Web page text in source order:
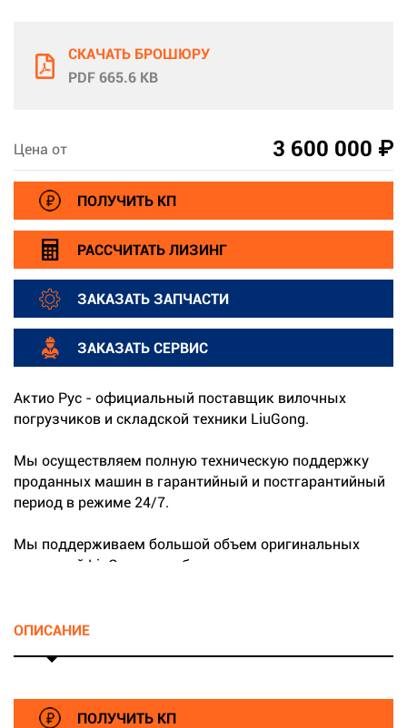
СКАЧАТЬ БРОШЮРУ
PDF 665.6 KB
Цена от 3 600 000 ₽
ПОЛУЧИТЬ КП
РАССЧИТАТЬ ЛИЗИНГ
ЗАКАЗАТЬ ЗАПЧАСТИ
ЗАКАЗАТЬ СЕРВИС
Актио Рус - официальный поставщик вилочных
погрузчиков и складской техники LiuGong.
Мы осуществляем полную техническую поддержку
проданных машин в гарантийный и постгарантийный
период в режиме 24/7.
Мы поддерживаем большой объем оригинальных
запчастей LiuGong на собственных складах.
ОПИСАНИЕ
ПОЛУЧИТЬ КП